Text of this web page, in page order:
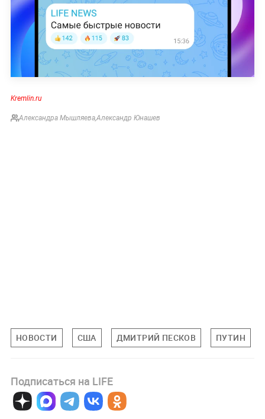
Kremlin.ru
Александра Мышляева,Александр Юнашев
НОВОСТИ США ДМИТРИЙ ПЕСКОВ ПУТИН
Подписаться на LIFE